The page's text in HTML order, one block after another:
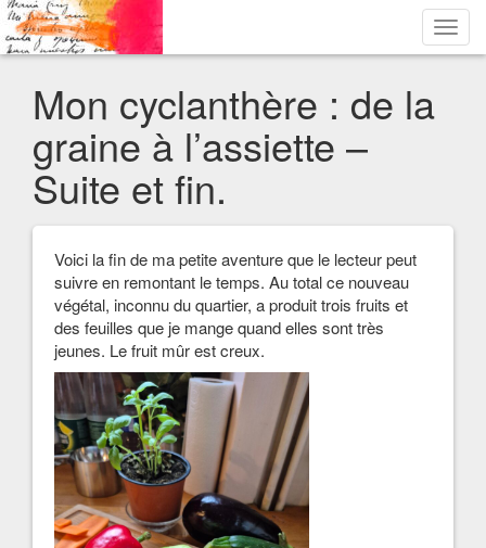
Mon cyclanthère : de la
graine à l’assiette –
Suite et fin.
Voici la fin de ma petite aventure que le lecteur peut
suivre en remontant le temps. Au total ce nouveau
végétal, inconnu du quartier, a produit trois fruits et
des feuilles que je mange quand elles sont très
jeunes. Le fruit mûr est creux.